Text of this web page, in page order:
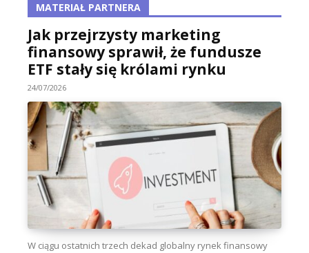
MATERIAŁ PARTNERA
Jak przejrzysty marketing
finansowy sprawił, że fundusze
ETF stały się królami rynku
24/07/2026
W ciągu ostatnich trzech dekad globalny rynek finansowy